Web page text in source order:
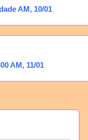
AM, 10/01
AM, 11/01